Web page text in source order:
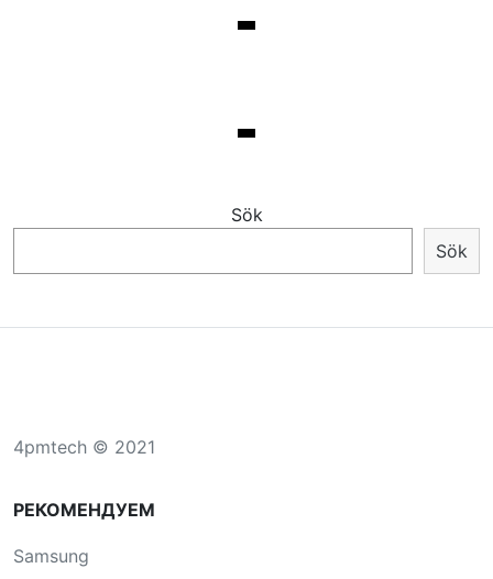
Sök
Sök
4pmtech © 2021
РЕКОМЕНДУЕМ
Samsung